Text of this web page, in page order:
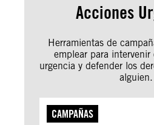
Acciones
Herramientas de
emplear para intervenir
urgencia y defender los
alguien.
CAMPAÑAS